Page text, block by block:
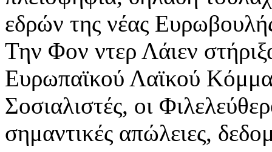
εδρών της νέας
Την Φον ντερ Λάιεν
Ευρωπαϊκού Λαϊκού
Σοσιαλιστές, οι
σημαντικές απώλειες,